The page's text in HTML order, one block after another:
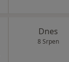
Dnes
8 Srpen